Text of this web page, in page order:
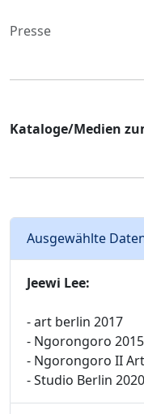
Presse
Kataloge/Medien
Ausgewählte
Jeewi Lee:
- art berlin 2017
- Ngorongoro 2015
- Ngorongoro II
- Studio Berlin 2020